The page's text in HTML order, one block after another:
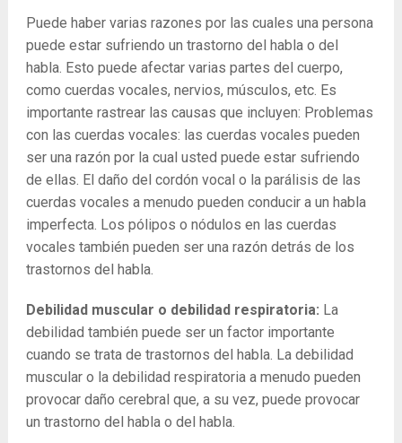
Puede haber varias razones por las cuales una persona
puede estar sufriendo un trastorno del habla o del
habla. Esto puede afectar varias partes del cuerpo,
como cuerdas vocales, nervios, músculos, etc. Es
importante rastrear las causas que incluyen: Problemas
con las cuerdas vocales: las cuerdas vocales pueden
ser una razón por la cual usted puede estar sufriendo
de ellas. El daño del cordón vocal o la parálisis de las
cuerdas vocales a menudo pueden conducir a un habla
imperfecta. Los pólipos o nódulos en las cuerdas
vocales también pueden ser una razón detrás de los
trastornos del habla.
Debilidad muscular o debilidad respiratoria: La
debilidad también puede ser un factor importante
cuando se trata de trastornos del habla. La debilidad
muscular o la debilidad respiratoria a menudo pueden
provocar daño cerebral que, a su vez, puede provocar
un trastorno del habla o del habla.